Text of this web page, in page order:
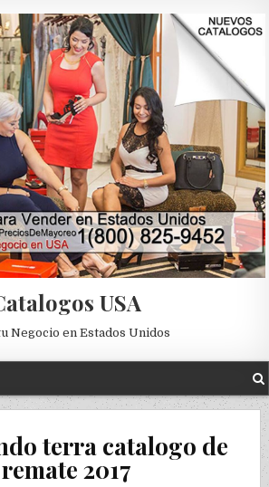
USA
Negocio en Estados Unidos
terra catalogo de
remate 2017